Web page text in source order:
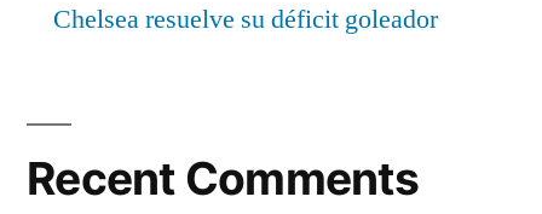
Chelsea resuelve su déficit goleador
Recent Comments